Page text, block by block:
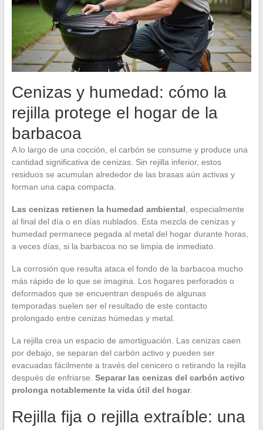
Cenizas y humedad: cómo la
rejilla protege el hogar de la
barbacoa
A lo largo de una cocción, el carbón se consume y produce una
cantidad significativa de cenizas. Sin rejilla inferior, estos
residuos se acumulan alrededor de las brasas aún activas y
forman una capa compacta.
Las cenizas retienen la humedad ambiental , especialmente
al final del día o en días nublados. Esta mezcla de cenizas y
humedad permanece pegada al metal del hogar durante horas,
a veces días, si la barbacoa no se limpia de inmediato.
La corrosión que resulta ataca el fondo de la barbacoa mucho
más rápido de lo que se imagina. Los hogares perforados o
deformados que se encuentran después de algunas
temporadas suelen ser el resultado de este contacto
prolongado entre cenizas húmedas y metal.
La rejilla crea un espacio de amortiguación. Las cenizas caen
por debajo, se separan del carbón activo y pueden ser
evacuadas fácilmente a través del cenicero o retirando la rejilla
después de enfriarse. Separar las cenizas del carbón activo
prolonga notablemente la vida útil del hogar.
Rejilla fija o rejilla extraíble: una